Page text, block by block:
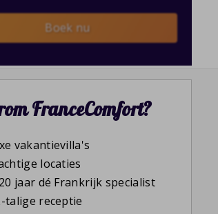
Boek nu
FranceComfort?
vakantievilla's
locaties
jaar dé Frankrijk specialist
talige receptie